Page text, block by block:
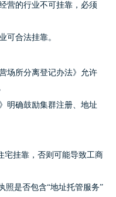
营的行业不可挂靠，必须
可合法挂靠。
场所分离登记办法》允许
明确鼓励集群注册、地址
宅挂靠，否则可能导致工商
照是否包含“地址托管服务”